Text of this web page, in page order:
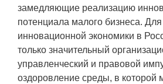
замедляющие реализацию
потенциала малого бизнеса.
инновационной экономики в
только значительный
управленческий и правовой
оздоровление среды, в которой